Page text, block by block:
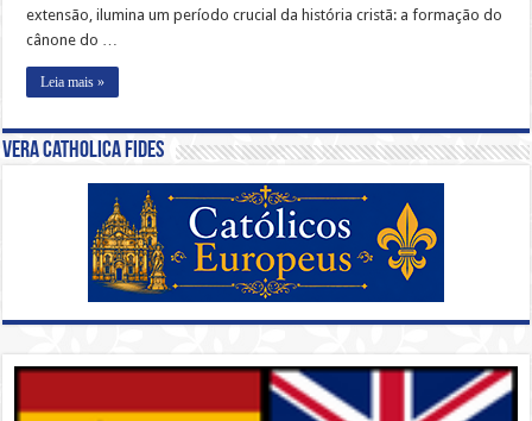
extensão, ilumina um período crucial da história cristã: a formação do
cânone do …
Leia mais »
Vera Catholica Fides